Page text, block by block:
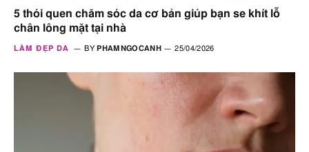
5 thói quen chăm sóc da cơ bản giúp bạn se khít lỗ
chân lông mặt tại nhà
LÀM ĐẸP DA BY PHAMNGOCANH 25/04/2026